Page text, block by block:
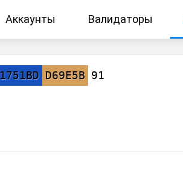
Аккаунты Валидаторы
1751BD D69E5B 91